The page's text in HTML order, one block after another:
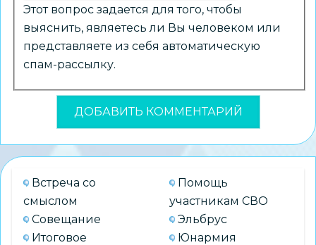
Этот вопрос задается для того, чтобы
выяснить, являетесь ли Вы человеком или
представляете из себя автоматическую
спам-рассылку.
Встреча со
смыслом
Совещание
Итоговое
Помощь
участникам СВО
Эльбрус
Юнармия